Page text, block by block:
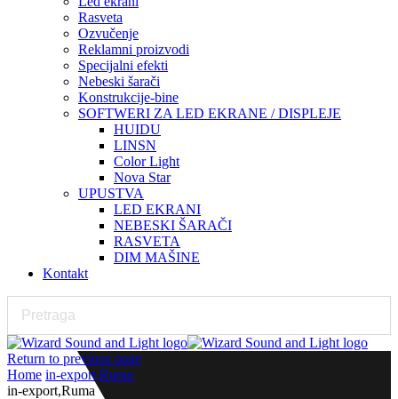
Rasveta
Ozvučenje
Reklamni proizvodi
Specijalni efekti
Nebeski šarači
Konstrukcije-bine
SOFTWERI ZA LED EKRANE / DISPLEJE
HUIDU
LINSN
Color Light
Nova Star
UPUSTVA
LED EKRANI
NEBESKI ŠARAČI
RASVETA
DIM MAŠINE
Kontakt
Return to previous page
Home in-export,Ruma
in-export,Ruma